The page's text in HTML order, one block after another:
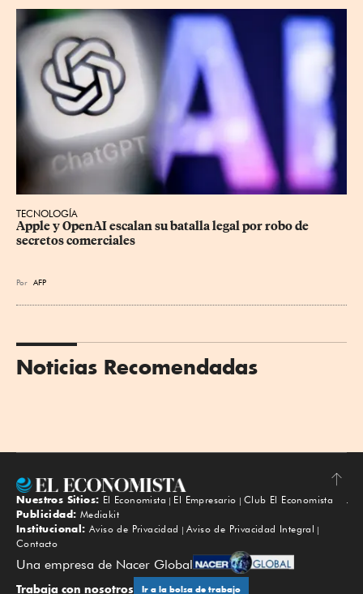
TECNOLOGÍA
Apple y OpenAI escalan su batalla legal por robo de
secretos comerciales
Por AFP
Noticias Recomendadas
Subir
Nuestros Sitios: El Economista El Empresario
Club El Economista
Publicidad: Mediakit
Institucional: Aviso de Privacidad
Aviso de Privacidad Integral
Contacto
Una empresa de Nacer Global
Trabaja con nosotros Ir a la bolsa de trabajo